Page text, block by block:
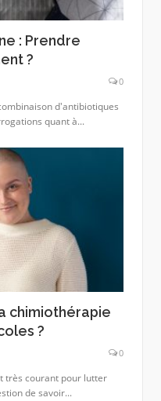
: Prendre
?
0
d'antibiotiques
quant à...
chimiothérapie
?
0
très courant pour lutter
de savoir...